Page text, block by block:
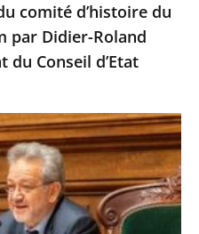
comité d’histoire du
par Didier-Roland
du Conseil d’Etat